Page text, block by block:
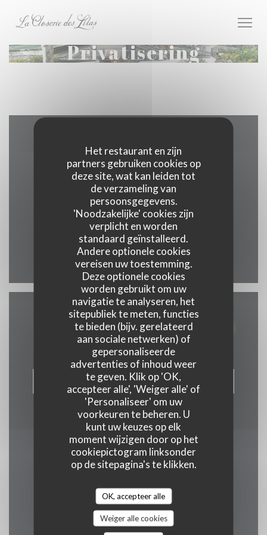
Het restaurant en zijn
partners gebruiken cookies op
deze site, wat kan leiden tot
de verzameling van
persoonsgegevens.
'Noodzakelijke' cookies zijn
verplicht en worden
standaard geïnstalleerd.
Andere optionele cookies
vereisen uw toestemming.
Deze optionele cookies
worden gebruikt om uw
navigatie te analyseren, het
sitepubliek te meten, functies
te bieden (bijv. gerelateerd
aan sociale netwerken) of
gepersonaliseerde
advertenties of inhoud weer
te geven. Klik op 'OK,
accepteer alle', 'Weiger alle' of
'Personaliseer' om uw
voorkeuren te beheren. U
kunt uw keuzes op elk
moment wijzigen door op het
cookiepictogram linksonder
op de sitepagina's te klikken.
OK, accepteer alle
Weiger alle cookies
Privatisering
Plattegrond en Contact
171 boulevard du Montparnasse 75006 Paris
01 40 51 34 50
Facebook ((opent in een nieuw
Instagram ((opent in een
Neem contact met ons op
RESERVEER EEN TAFEL
Word op de hoogte
Schrijf je in op onze nieuwsbrief om gepersonaliseerde
communicatie en marketingaanbiedingen per e-mail van ons te
ontvangen.